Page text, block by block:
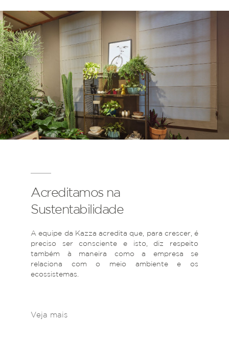
Acreditamos na
Sustentabilidade
A equipe da Kazza acredita que, para crescer, é
preciso ser consciente e isto, diz respeito
também à maneira como a empresa se
relaciona com o meio ambiente e os
ecossistemas.
Veja mais